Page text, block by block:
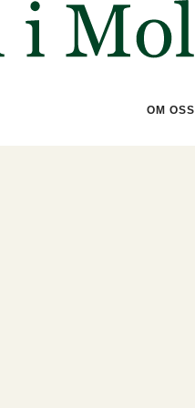
OM OSS